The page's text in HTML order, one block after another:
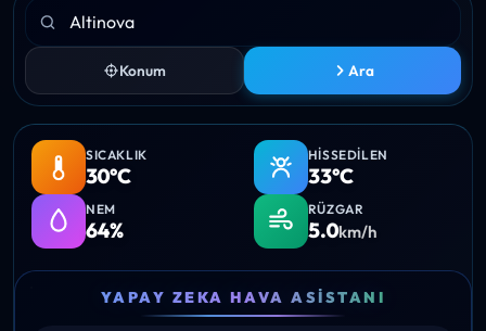
Konum Ara
SICAKLIK
30°C
HISSEDILEN
33°C
NEM
64%
RÜZGAR
5.0km/h
YAPAY ZEKA HAVA ASISTANI